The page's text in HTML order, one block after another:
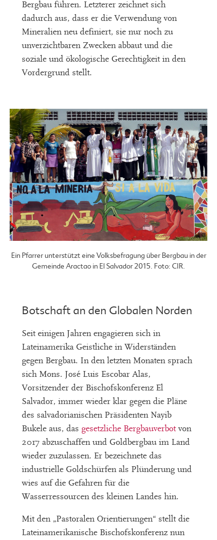
Bergbau führen. Letzterer zeichnet sich
dadurch aus, dass er die Verwendung von
Mineralien neu definiert, sie nur noch zu
unverzichtbaren Zwecken abbaut und die
soziale und ökologische Gerechtigkeit in den
Vordergrund stellt.
Ein Pfarrer unterstützt eine Volksbefragung über Bergbau in der
Gemeinde Aractao in El Salvador 2015. Foto: CIR.
Botschaft an den Globalen Norden
Seit einigen Jahren engagieren sich in
Lateinamerika Geistliche in Widerständen
gegen Bergbau. In den letzten Monaten sprach
sich Mons. José Luis Escobar Alas,
Vorsitzender der Bischofskonferenz El
Salvador, immer wieder klar gegen die Pläne
des salvadorianischen Präsidenten Nayib
Bukele aus, das gesetzliche Bergbauverbotvon
2017 abzuschaffen und Goldbergbau im Land
wieder zuzulassen. Er bezeichnete das
industrielle Goldschürfen als Plünderung und
wies auf die Gefahren für die
Wasserressourcen des kleinen Landes hin.
Mit den „Pastoralen Orientierungen“ stellt die
Lateinamerikanische Bischofskonferenz nun